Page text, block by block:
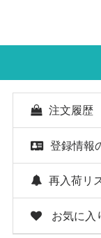
注文履歴
登録情報
再入荷リ
お気に入